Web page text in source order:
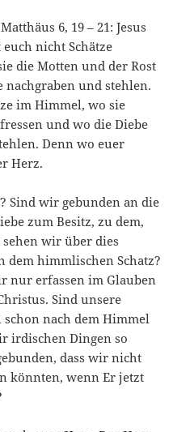
6, 19 – 21: Jesus
nicht Schätze
die Motten und der Rost
nachgraben und stehlen.
im Himmel, wo sie
und wo die Diebe
Denn wo euer
Herz.
Sind wir gebunden an die
zum Besitz, zu dem,
wir über dies
dem himmlischen Schatz?
nur erfassen im Glauben
Sind unsere
nach dem Himmel
irdischen Dingen so
dass wir nicht
könnten, wenn Er jetzt